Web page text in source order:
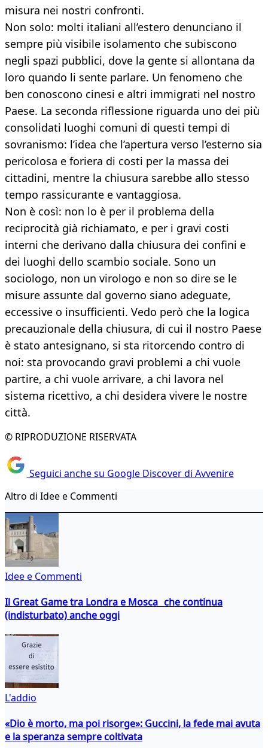
misura nei nostri confronti.
Non solo: molti italiani all’estero denunciano il
sempre più visibile isolamento che subiscono
negli spazi pubblici, dove la gente si allontana da
loro quando li sente parlare. Un fenomeno che
ben conoscono cinesi e altri immigrati nel nostro
Paese. La seconda riflessione riguarda uno dei più
consolidati luoghi comuni di questi tempi di
sovranismo: l’idea che l’apertura verso l’esterno sia
pericolosa e foriera di costi per la massa dei
cittadini, mentre la chiusura sarebbe allo stesso
tempo rassicurante e vantaggiosa.
Non è così: non lo è per il problema della
reciprocità già richiamato, e per i gravi costi
interni che derivano dalla chiusura dei confini e
dei luoghi dello scambio sociale. Sono un
sociologo, non un virologo e non so dire se le
misure assunte dal governo siano adeguate,
eccessive o insufficienti. Vedo però che la logica
precauzionale della chiusura, di cui il nostro Paese
è stato antesignano, si sta ritorcendo contro di
noi: sta provocando gravi problemi a chi vuole
partire, a chi vuole arrivare, a chi lavora nel
sistema ricettivo, a chi desidera vivere le nostre
città.
© RIPRODUZIONE RISERVATA
Seguici anche su Google Discover di Avvenire
Altro di Idee e Commenti
Idee e Commenti
Il Great Game tra Londra e Mosca che continua
(indisturbato) anche oggi
L'addio
«Dio è morto, ma poi risorge»: Guccini, la fede mai avuta
e la speranza sempre coltivata